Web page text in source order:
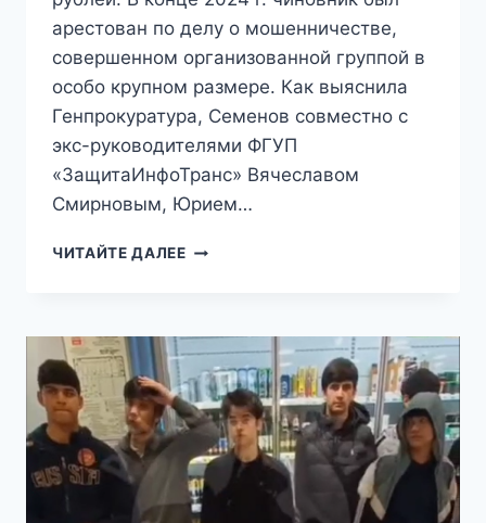
арестован по делу о мошенничестве,
совершенном организованной группой в
особо крупном размере. Как выяснила
Генпрокуратура, Семенов совместно с
экс-руководителями ФГУП
«ЗащитаИнфоТранс» Вячеславом
Смирновым, Юрием…
ЧИТАЙТЕ ДАЛЕЕЭКС-
ОКАЗАЛСЯ
ТАЙНЫМ
МИЛЛИАРДЕРОМ
С
ЯХТОЙ
И
НЕДВИЖИМОСТЬЮ
ВО